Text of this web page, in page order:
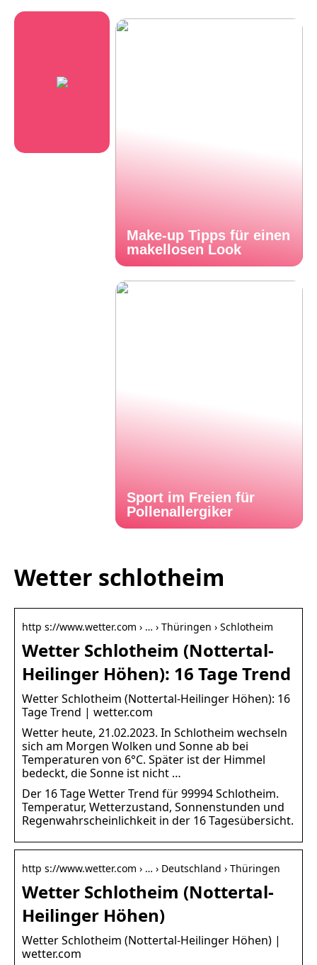
Make-up Tipps für einen
makellosen Look
Sport im Freien für
Pollenallergiker
Wetter schlotheim
http s://www.wetter.com › … › Thüringen › Schlotheim
Wetter Schlotheim (Nottertal-
Heilinger Höhen): 16 Tage Trend
Wetter Schlotheim (Nottertal-Heilinger Höhen): 16
Tage Trend | wetter.com
Wetter heute, 21.02.2023. In Schlotheim wechseln
sich am Morgen Wolken und Sonne ab bei
Temperaturen von 6°C. Später ist der Himmel
bedeckt, die Sonne ist nicht …
Der 16 Tage Wetter Trend für 99994 Schlotheim.
Temperatur, Wetterzustand, Sonnenstunden und
Regenwahrscheinlichkeit in der 16 Tagesübersicht.
http s://www.wetter.com › … › Deutschland › Thüringen
Wetter Schlotheim (Nottertal-
Heilinger Höhen)
Wetter Schlotheim (Nottertal-Heilinger Höhen) |
wetter.com